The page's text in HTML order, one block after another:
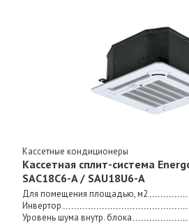
Кассетные кондиционеры
Кассетная сплит-система
SAС18С6-A / SAU18U6-A
Для помещения площадью, м2
Инвертор
Уровень шума внутр. блока